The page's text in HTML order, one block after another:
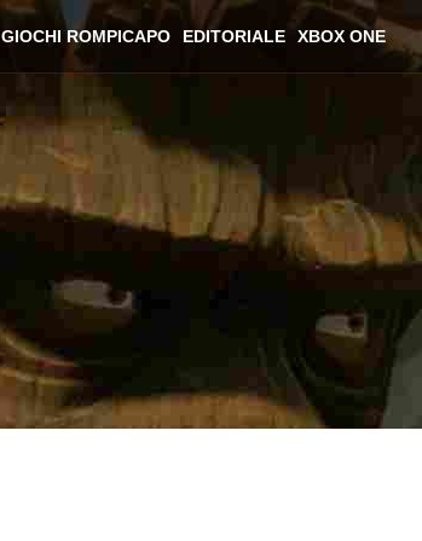
GIOCHI ROMPICAPO EDITORIALE XBOX ONE